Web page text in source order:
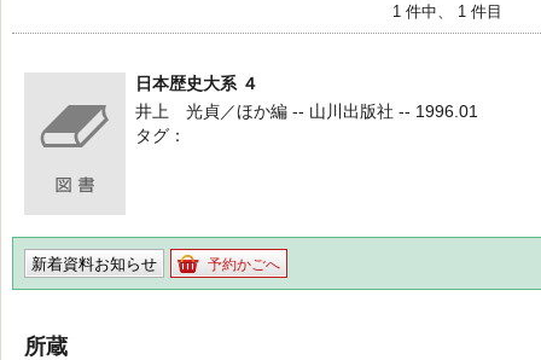
1 件中、 1 件目
日本歴史大系 ４
井上 光貞／ほか編 -- 山川出版社 -- 1996.01
タグ
新着資料お知らせ 予約かごへ
所蔵